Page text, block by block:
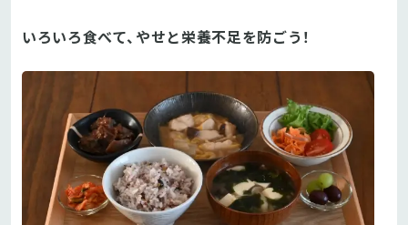
いろいろ食べて、やせと栄養不足を防ごう！